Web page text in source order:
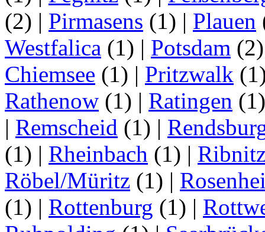
(2) | Pirmasens (1) | Plauen
Westfalica (1) | Potsdam
Chiemsee (1) | Pritzwalk
Rathenow (1) | Ratingen
| Remscheid (1) |
(1) | Rheinbach (1) |
Röbel/Müritz (1) |
(1) | Rottenburg (1) |